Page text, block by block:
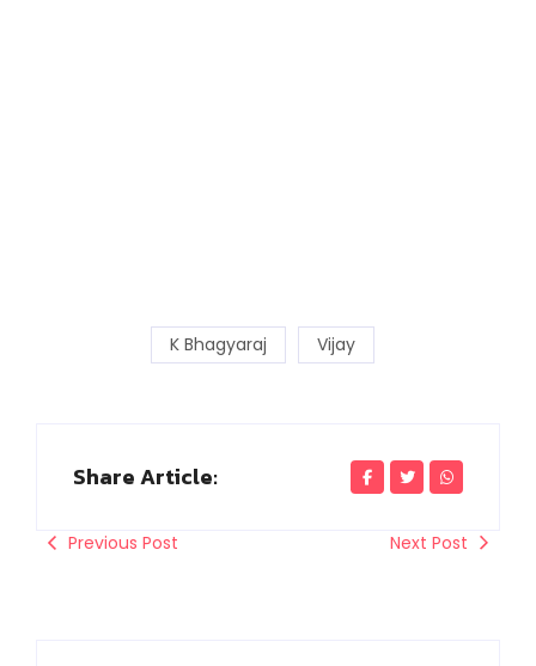
K Bhagyaraj Vijay
Share Article:
Previous Post Next Post